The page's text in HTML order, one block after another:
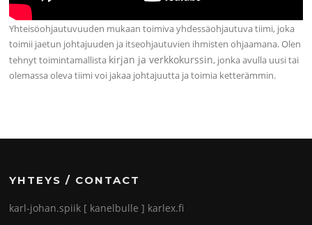
Yhteisöohjautuvuuden mukaan toimiva yhdessäohjautuva tiimi, joka
toimii jaetun johtajuuden ja itseohjautuvien ihmisten ohjaamana. Olen
tehnyt toimintamallista kirjan ja verkkokurssin, jonka avulla uusi tai
olemassa oleva tiimi voi jakaa johtajuutta ja toimia ketterämmin.
YHTEYS / CONTACT
karl-johan.spiik [ kanelbulle ] karlex.fi